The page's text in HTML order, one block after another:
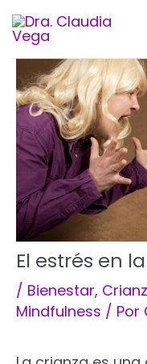
contenido
El estrés en
/ Bienestar,
Mindfulness / Por